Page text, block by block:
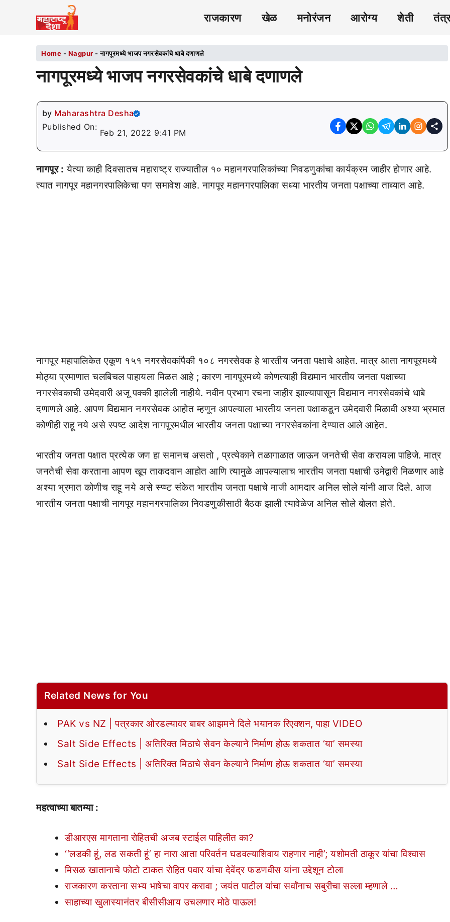
राजकारण खेळ मनोरंजन आरोग्य शेती
Home - Nagpur -नागपूरमध्ये भाजप नगरसेवकांचे धाबे दणाणले
नागपूरमध्ये भाजप नगरसेवकांचे धाबे दणाणले
by Maharashtra Desha
Published On:
Feb 21, 2022 9:41 PM
नागपूर : येत्या काही दिवसातच महाराष्ट्र राज्यातील १० महानगरपालिकांच्या निवडणुकांचा कार्यक्रम जाहीर होणार आहे.
त्यात नागपूर महानगरपालिकेचा पण समावेश आहे. नागपूर महानगरपालिका सध्या भारतीय जनता पक्षाच्या ताब्यात आहे.
नागपूर महापालिकेत एकूण १५१ नगरसेवकांपैकी १०८ नगरसेवक हे भारतीय जनता पक्षाचे आहेत. मात्र आता नागपूरमध्ये
मोठ्या प्रमाणात चलबिचल पाहायला मिळत आहे ; कारण नागपूरमध्ये कोणत्याही विद्यमान भारतीय जनता पक्षाच्या
नगरसेवकाची उमेदवारी अजू पक्की झालेली नाहीये. नवीन प्रभाग रचना जाहीर झाल्यापासून विद्यमान नगरसेवकांचे धाबे
दणाणले आहे. आपण विद्यमान नगरसेवक आहोत म्हणून आपल्याला भारतीय जनता पक्षाकडून उमेदवारी मिळावी अश्या भ्रमात
कोणीही राहू नये असे स्पष्ट आदेश नागपूरमधील भारतीय जनता पक्षाच्या नगरसेवकांना देण्यात आले आहेत.
भारतीय जनता पक्षात प्रत्येक जण हा समानच असतो , प्रत्येकाने तळागाळात जाऊन जनतेची सेवा करायला पाहिजे. मात्र
जनतेची सेवा करताना आपण खूप ताकदवान आहोत आणि त्यामुळे आपल्यालाच भारतीय जनता पक्षाची उमेद्वारी मिळणार आहे
अश्या भ्रमात कोणीच राहू नये असे स्प्ष्ट संकेत भारतीय जनता पक्षाचे माजी आमदार अनिल सोले यांनी आज दिले. आज
भारतीय जनता पक्षाची नागपूर महानगरपालिका निवडणुकीसाठी बैठक झाली त्यावेळेज अनिल सोले बोलत होते.
Related News for You
PAK vs NZ | पत्रकार ओरडल्यावर बाबर आझमने दिले भयानक रिएक्शन, पाहा VIDEO
Salt Side Effects | अतिरिक्त मिठाचे सेवन केल्याने निर्माण होऊ शकतात ‘या’ समस्या
Salt Side Effects | अतिरिक्त मिठाचे सेवन केल्याने निर्माण होऊ शकतात ‘या’ समस्या
महत्वाच्या बातम्या :
डीआरएस मागताना रोहितची अजब स्टाईल पाहिलीत का?
‘‘लडकी हूं, लड सकती हूं’ हा नारा आता परिवर्तन घडवल्याशिवाय राहणार नाही’; यशोमती ठाकूर यांचा विश्वास
मिसळ खातानाचे फोटो टाकत रोहित पवार यांचा देवेंद्र फडणवीस यांना उद्देशून टोला
राजकारण करताना सभ्य भाषेचा वापर करावा ; जयंत पाटील यांचा सर्वांनाच सबुरीचा सल्ला म्हणाले …
साहाच्या खुलास्यानंतर बीसीसीआय उचलणार मोठे पाऊल!